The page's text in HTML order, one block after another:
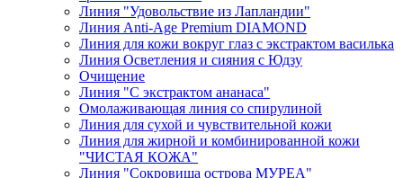
Линия "Удовольствие из Лапландии"
Линия Anti-Age Premium DIAMOND
Линия для кожи вокруг глаз с экстрактом василька
Линия Осветления и сияния с Юдзу
Очищение
Линия "С экстрактом ананаса"
Омолаживающая линия со спирулиной
Линия для сухой и чувствительной кожи
Линия для жирной и комбинированной кожи
"ЧИСТАЯ КОЖА"
Линия "Сокровища острова МУРЕА"